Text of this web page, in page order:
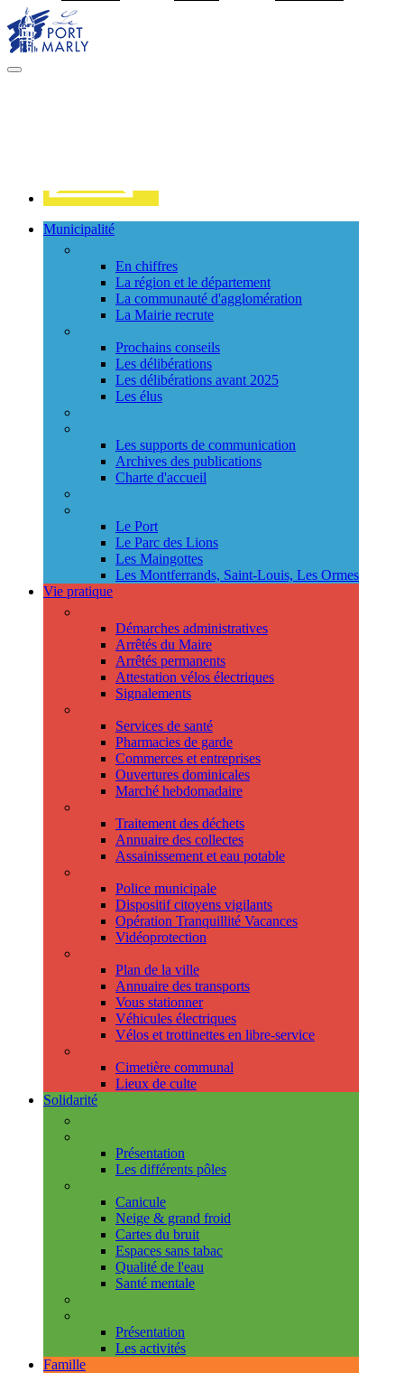
MENU
Municipalité
En chiffres
La région et le département
La communauté d'agglomération
La Mairie recrute
Prochains conseils
Les délibérations
Les délibérations avant 2025
Les élus
Les supports de communication
Archives des publications
Charte d'accueil
Le Port
Le Parc des Lions
Les Maingottes
Les Montferrands, Saint-Louis, Les Ormes
Vie pratique
Démarches administratives
Arrêtés du Maire
Arrêtés permanents
Attestation vélos électriques
Signalements
Services de santé
Pharmacies de garde
Commerces et entreprises
Ouvertures dominicales
Marché hebdomadaire
Traitement des déchets
Annuaire des collectes
Assainissement et eau potable
Police municipale
Dispositif citoyens vigilants
Opération Tranquillité Vacances
Vidéoprotection
Plan de la ville
Annuaire des transports
Vous stationner
Véhicules électriques
Vélos et trottinettes en libre-service
Cimetière communal
Lieux de culte
Solidarité
Présentation
Les différents pôles
Canicule
Neige & grand froid
Cartes du bruit
Espaces sans tabac
Qualité de l'eau
Santé mentale
Présentation
Les activités
Famille